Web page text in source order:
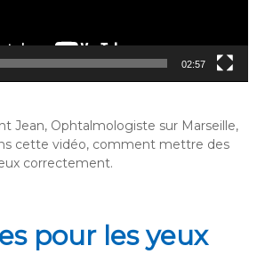
02:57
Jean, Ophtalmologiste sur Marseille,
cette vidéo, comment mettre des
correctement.
pour les yeux